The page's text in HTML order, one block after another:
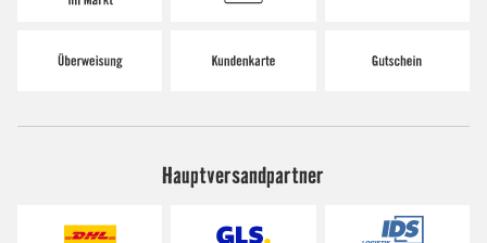
Hauptversandpartner